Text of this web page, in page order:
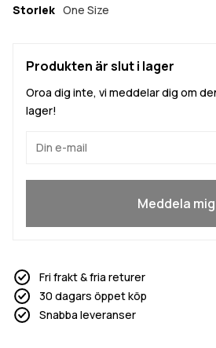
Storlek One Size
Produkten är slut i lager
Oroa dig inte, vi meddelar dig om
lager!
Meddela mig
Fri frakt & fria returer
30 dagars öppet köp
Snabba leveranser